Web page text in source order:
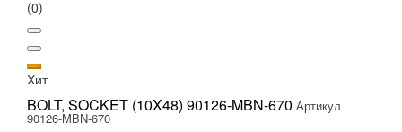
(0)
Хит
BOLT, SOCKET (10X48) 90126-MBN-670 Артикул
90126-MBN-670